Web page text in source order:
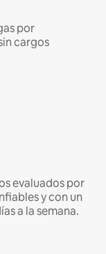
por
cargos
evaluados por
y con un
a la semana.